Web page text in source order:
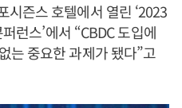
시즌스 호텔에서 열린 ‘2023
런스’에서 “CBDC 도입에
는 중요한 과제가 됐다”고